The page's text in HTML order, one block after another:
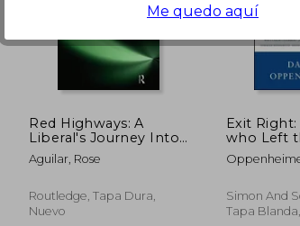
$ 2.465 45%
dcto.
$ 2.237
Red Highways: A
Liberal's Journey Into
the Heartland (en
Inglés)
Aguilar, Rose
Routledge, Tapa Dura,
Nuevo
Exit
who Left
Reshaped
American
Simon And
Tapa
Me quedo aquí